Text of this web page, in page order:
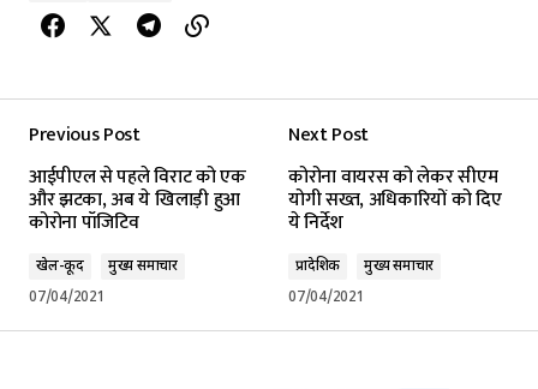
Previous Post
आईपीएल से पहले विराट को एक
और झटका, अब ये खिलाड़ी हुआ
कोरोना पॉजिटिव
खेल-कूद
मुख्य समाचार
07/04/2021
Next Post
कोरोना वायरस को लेकर सीएम
योगी सख्त, अधिकारियों को दिए
ये निर्देश
प्रादेशिक
मुख्य समाचार
07/04/2021